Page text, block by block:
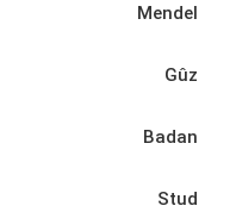
Mendel
Gûz
Badan
Stud